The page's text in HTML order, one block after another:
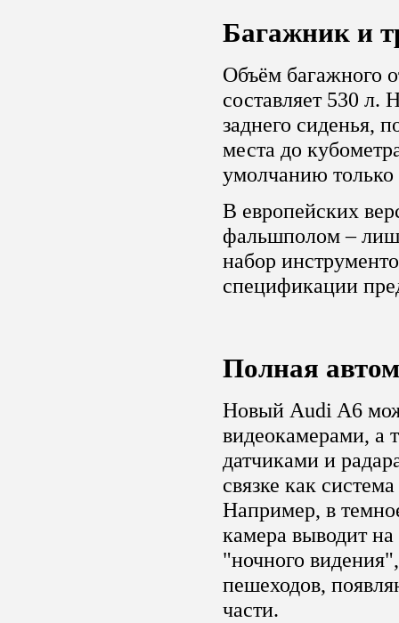
Багажник и
Объём багажного
составляет 530 л.
заднего сиденья,
места до
умолчанию только
В европейских
фальшполом –
набор
спецификации
Полная
Новый Audi A6
видеокамерами, а
датчиками и
связке как
Например, в
камера выводит
"ночного
пешеходов,
части.